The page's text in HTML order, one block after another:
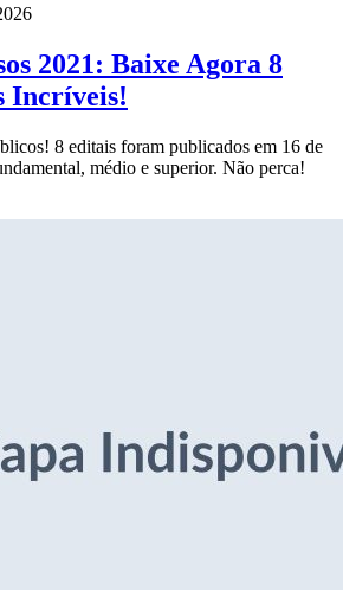
2021: Baixe Agora 8
Incríveis!
8 editais foram publicados em 16 de
médio e superior. Não perca!